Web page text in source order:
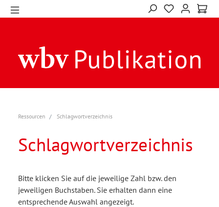
Ressourcen Schlagwortverzeichnis
Schlagwortverzeichnis
Bitte klicken Sie auf die jeweilige Zahl bzw. den
jeweiligen Buchstaben. Sie erhalten dann eine
entsprechende Auswahl angezeigt.